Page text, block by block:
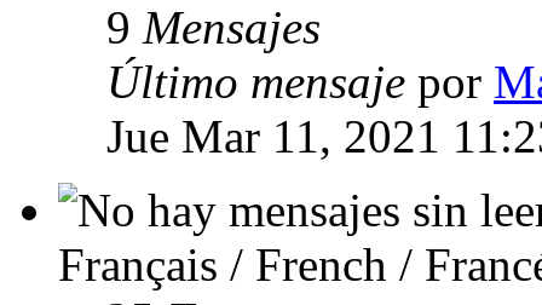
9 Mensajes
Último mensaje por
Jue Mar 11, 2021
Français / French /